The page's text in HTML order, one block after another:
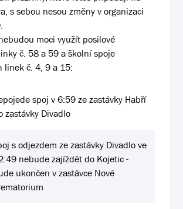
s sebou nesou změny v organizaci
moci využít posilové
č. 58 a 59 a školní spoje
linek č. 4, 9 a 15:
spoj v 6:59 ze zastávky Habří
zastávky Divadlo
s odjezdem ze zastávky Divadlo ve
nebude zajíždět do Kojetic -
ukončen v zastávce Nové